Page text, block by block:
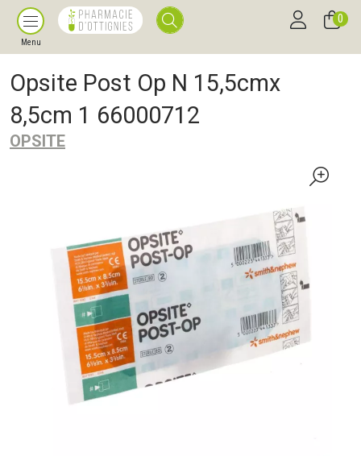
Menu
0
Opsite Post Op N 15,5cmx
8,5cm 1 66000712
OPSITE